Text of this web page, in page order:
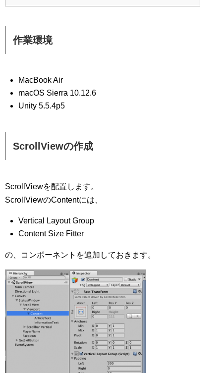
作業環境
MacBook Air
macOS Sierra 10.12.6
Unity 5.5.4p5
ScrollViewの作成
ScrollViewを配置します。
ScrollViewのContentには、
Vertical Layout Group
Content Size Fitter
の、コンポーネントを追加しておきます。